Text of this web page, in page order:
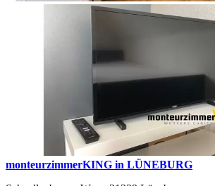
monteurzimmerKING in LÜNEBURG